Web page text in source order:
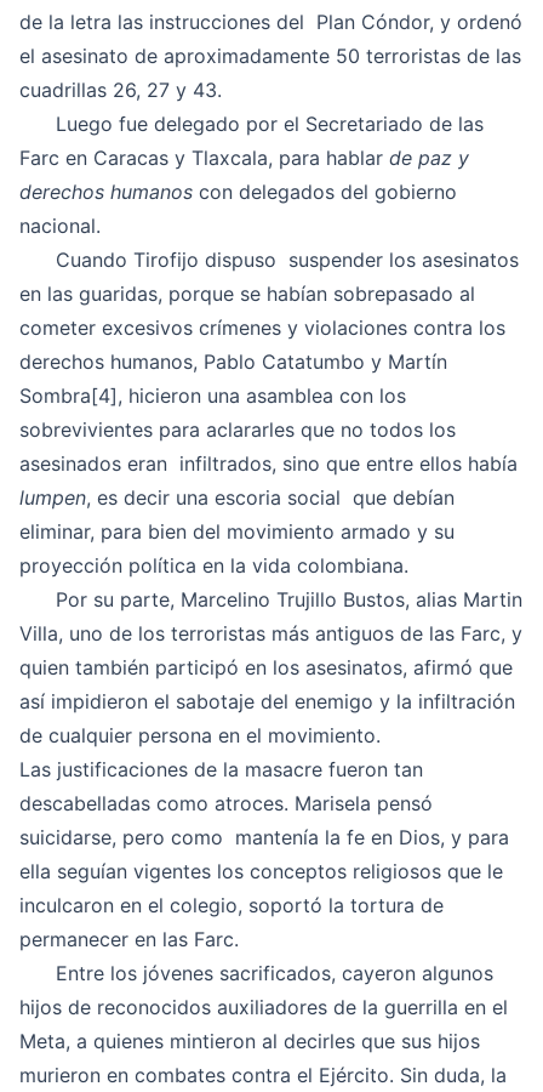
de la letra las instrucciones del Plan Cóndor, y ordenó
el asesinato de aproximadamente 50 terroristas de las
cuadrillas 26, 27 y 43.
Luego fue delegado por el Secretariado de las
Farc en Caracas y Tlaxcala, para hablar de paz y
derechos humanos con delegados del gobierno
nacional.
Cuando Tirofijo dispuso suspender los asesinatos
en las guaridas, porque se habían sobrepasado al
cometer excesivos crímenes y violaciones contra los
derechos humanos, Pablo Catatumbo y Martín
Sombra[4], hicieron una asamblea con los
sobrevivientes para aclararles que no todos los
asesinados eran infiltrados, sino que entre ellos había
lumpen, es decir una escoria social que debían
eliminar, para bien del movimiento armado y su
proyección política en la vida colombiana.
Por su parte, Marcelino Trujillo Bustos, alias Martin
Villa, uno de los terroristas más antiguos de las Farc, y
quien también participó en los asesinatos, afirmó que
así impidieron el sabotaje del enemigo y la infiltración
de cualquier persona en el movimiento.
Las justificaciones de la masacre fueron tan
descabelladas como atroces. Marisela pensó
suicidarse, pero como mantenía la fe en Dios, y para
ella seguían vigentes los conceptos religiosos que le
inculcaron en el colegio, soportó la tortura de
permanecer en las Farc.
Entre los jóvenes sacrificados, cayeron algunos
hijos de reconocidos auxiliadores de la guerrilla en el
Meta, a quienes mintieron al decirles que sus hijos
murieron en combates contra el Ejército. Sin duda, la